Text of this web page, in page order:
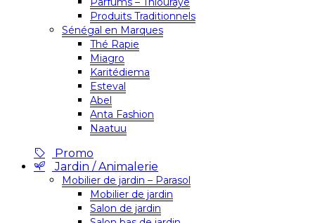
Produits Traditionnels
Sénégal en Marques
Thé Rapie
Miagro
Karitédiema
Esteval
Abel
Anta Fashion
Naatuu
Promo
Jardin / Animalerie
Mobilier de jardin – Parasol
Mobilier de jardin
Salon de jardin